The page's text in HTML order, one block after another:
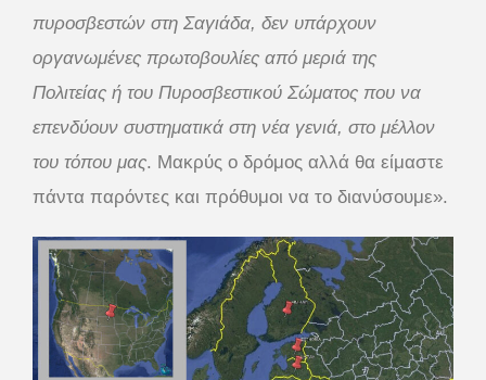
πυροσβεστών στη Σαγιάδα, δεν υπάρχουν
οργανωμένες πρωτοβουλίες από μεριά της
Πολιτείας ή του Πυροσβεστικού Σώματος που να
επενδύουν συστηματικά στη νέα γενιά, στο μέλλον
του τόπου μας. Μακρύς ο δρόμος αλλά θα είμαστε
πάντα παρόντες και πρόθυμοι να το διανύσουμε».